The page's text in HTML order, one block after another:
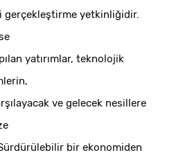
gerçekleştirme yetkinliğidir.
yatırımlar, teknolojik
ve gelecek nesillere
bir ekonomiden